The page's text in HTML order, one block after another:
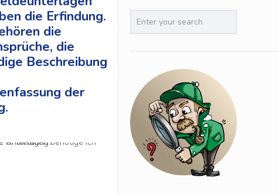
die Erfindung.
die
die
Beschreibung
der